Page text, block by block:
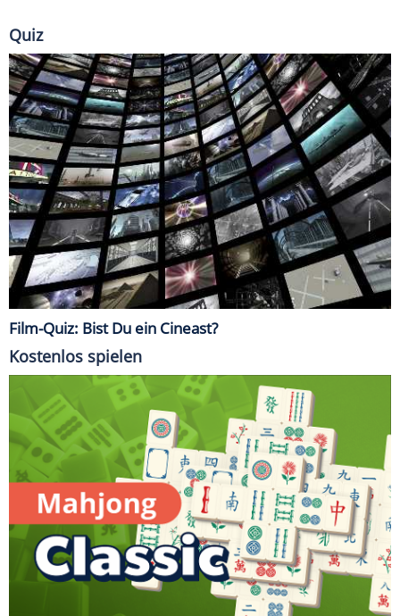
Quiz
Film-Quiz: Bist Du ein Cineast?
Kostenlos spielen